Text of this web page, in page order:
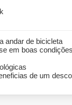
andar de bicicleta
em boas
de um